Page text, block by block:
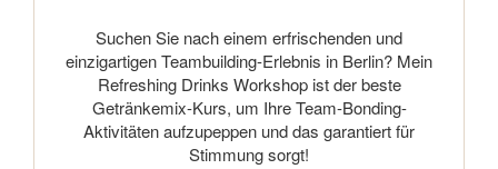
Suchen Sie nach einem erfrischenden und
einzigartigen Teambuilding-Erlebnis in Berlin? Mein
Refreshing Drinks Workshop ist der beste
Getränkemix-Kurs, um Ihre Team-Bonding-
Aktivitäten aufzupeppen und das garantiert für
Stimmung sorgt!